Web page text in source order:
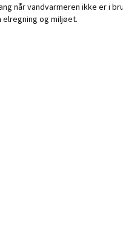
når vandvarmeren ikke er i
og miljøet.